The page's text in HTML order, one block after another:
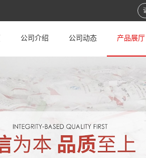
公司介绍 公司动态 产品展厅